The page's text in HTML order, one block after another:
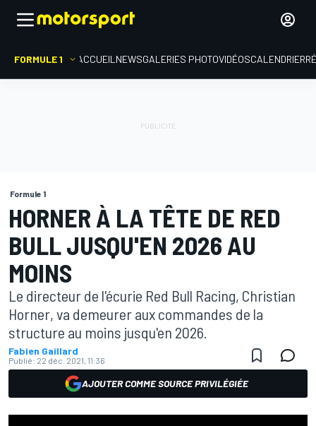
FORMULE 1 ACCUEIL NEWSGALERIES PHOTOVIDÉOSCALENDRIER
Formule 1
HORNER À LA TÊTE DE RED
BULL JUSQU'EN 2026 AU
MOINS
Le directeur de l'écurie Red Bull Racing, Christian
Horner, va demeurer aux commandes de la
structure au moins jusqu'en 2026.
Fabien Gaillard
Publié: 22 déc. 2021, 11:36
AJOUTER COMME SOURCE PRIVILÉGIÉE